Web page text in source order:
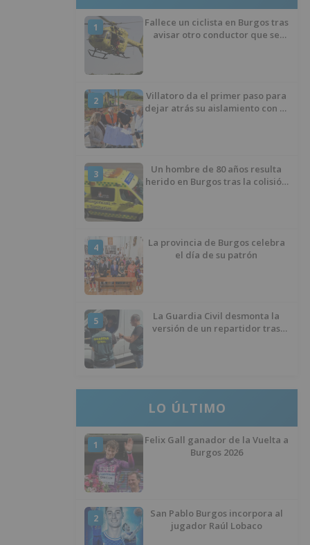
1
Fallece un ciclista en Burgos tras
avisar otro conductor que se
2
Villatoro da el primer paso para
dejar atrás su aislamiento con el
3
Un hombre de 80 años resulta
herido en Burgos tras la colisión
4
La provincia de Burgos celebra
el día de su patrón
5
La Guardia Civil desmonta la
versión de un repartidor tras
LO ÚLTIMO
1
Felix Gall ganador de la Vuelta a
Burgos 2026
2
San Pablo Burgos incorpora al
jugador Raúl Lobaco